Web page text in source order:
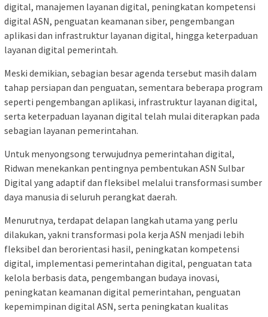
digital, manajemen layanan digital, peningkatan kompetensi
digital ASN, penguatan keamanan siber, pengembangan
aplikasi dan infrastruktur layanan digital, hingga keterpaduan
layanan digital pemerintah.
Meski demikian, sebagian besar agenda tersebut masih dalam
tahap persiapan dan penguatan, sementara beberapa program
seperti pengembangan aplikasi, infrastruktur layanan digital,
serta keterpaduan layanan digital telah mulai diterapkan pada
sebagian layanan pemerintahan.
Untuk menyongsong terwujudnya pemerintahan digital,
Ridwan menekankan pentingnya pembentukan ASN Sulbar
Digital yang adaptif dan fleksibel melalui transformasi sumber
daya manusia di seluruh perangkat daerah.
Menurutnya, terdapat delapan langkah utama yang perlu
dilakukan, yakni transformasi pola kerja ASN menjadi lebih
fleksibel dan berorientasi hasil, peningkatan kompetensi
digital, implementasi pemerintahan digital, penguatan tata
kelola berbasis data, pengembangan budaya inovasi,
peningkatan keamanan digital pemerintahan, penguatan
kepemimpinan digital ASN, serta peningkatan kualitas